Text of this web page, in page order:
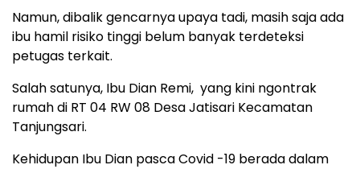
Namun, dibalik gencarnya upaya tadi, masih saja ada
ibu hamil risiko tinggi belum banyak terdeteksi
petugas terkait.
Salah satunya, Ibu Dian Remi, yang kini ngontrak
rumah di RT 04 RW 08 Desa Jatisari Kecamatan
Tanjungsari.
Kehidupan Ibu Dian pasca Covid -19 berada dalam